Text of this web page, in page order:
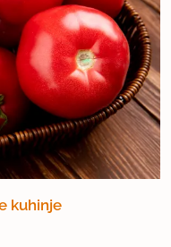
kuhinje